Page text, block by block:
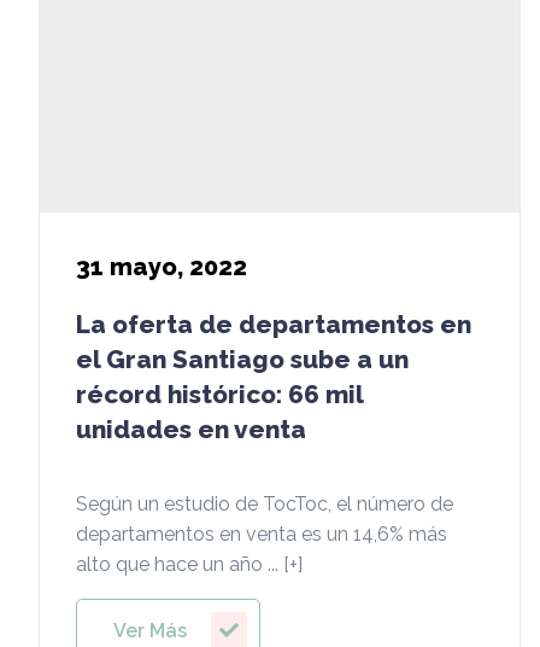
31 mayo, 2022
La oferta de departamentos en
el Gran Santiago sube a un
récord histórico: 66 mil
unidades en venta
Según un estudio de TocToc, el número de
departamentos en venta es un 14,6% más
alto que hace un año ... [+]
Ver Más